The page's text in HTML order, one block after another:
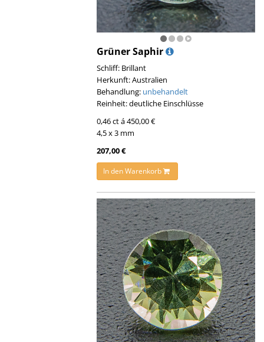
Grüner Saphir
Schliff: Brillant
Herkunft: Australien
Behandlung: unbehandelt
Reinheit: deutliche Einschlüsse
0,46 ct á 450,00 €
4,5 x 3 mm
207,00 €
In den Warenkorb